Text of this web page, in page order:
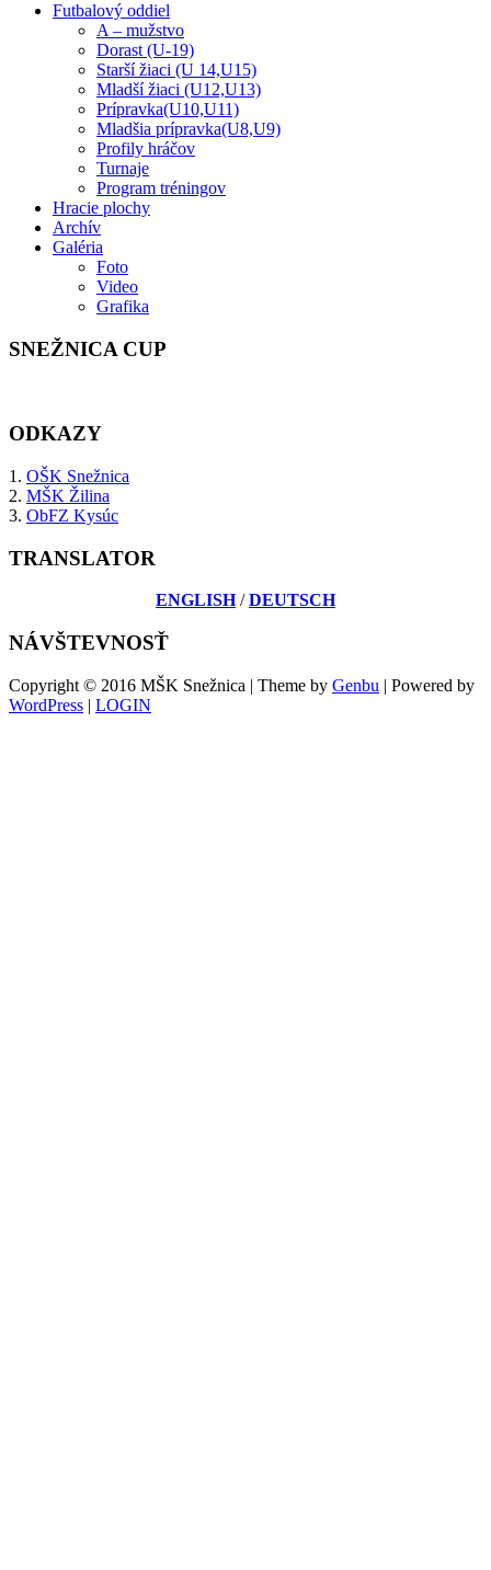
Futbalový oddiel
A – mužstvo
Dorast (U-19)
Starší žiaci (U 14,U15)
Mladší žiaci (U12,U13)
Prípravka(U10,U11)
Mladšia prípravka(U8,U9)
Profily hráčov
Turnaje
Program tréningov
Hracie plochy
Archív
Galéria
Foto
Video
Grafika
SNEŽNICA CUP
ODKAZY
1. OŠK Snežnica
2. MŠK Žilina
3. ObFZ Kysúc
TRANSLATOR
ENGLISH/DEUTSCH
NÁVŠTEVNOSŤ
Copyright © 2016 MŠK Snežnica | Theme by Genbu | Powered by
WordPress | LOGIN